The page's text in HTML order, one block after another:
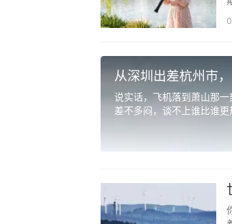
善良有度：带刺的玫瑰才
付出真心，对不值得的人
从深圳出差杭州市
说实话，飞机落到萧山那
差不多闷，谈不上谁比谁